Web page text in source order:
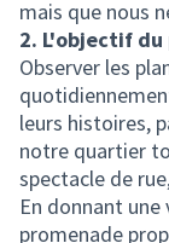
mais que nous
2. L'objectif
Observer les
leurs histoires,
notre quartier
spectacle de
En donnant
promenade